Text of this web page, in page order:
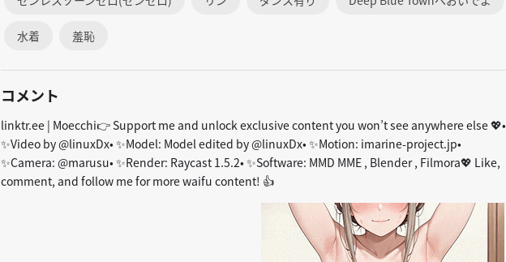
水着 羞恥
コメント
linktr.ee | Moecchi👉 Support me and unlock exclusive content you won’t see anywhere else 💖•
✨Video by @linuxDx• ✨Model: Model edited by @linuxDx• ✨Motion: imarine-project.jp•
✨Camera: @marusu• ✨Render: Raycast 1.5.2• ✨Software: MMD MME , Blender , Filmora💖 Like,
comment, and follow me for more waifu content! 👍